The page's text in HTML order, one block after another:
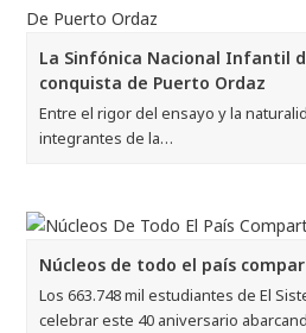
La Sinfónica Nacional Infantil
conquista de Puerto Ordaz
Entre el rigor del ensayo y la
integrantes de la…
Núcleos de todo el país
Los 663.748 mil estudiantes de El
celebrar este 40 aniversario